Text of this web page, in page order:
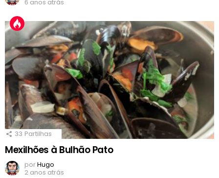
6 anos atrás
33 Partilhas
Mexilhões à Bulhão Pato
porHugo
2 anos atrás